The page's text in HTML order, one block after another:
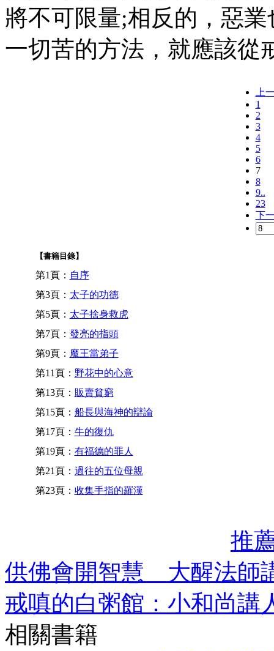
將不可限量;相反的，惡
一切苦的方法，就應該從
上
1
2
3
4
5
6
7
8
9..
23
下
【書籍目錄】
第1頁： 自序
第3頁： 太子的功德
第5頁： 太子捨身救虎
第7頁： 發亮的指頭
第9頁： 魔王當弟子
第11頁： 野花中的心意
第13頁： 販賣貧窮
第15頁： 船長與海神的辯論
第17頁： 牛的復仇
第19頁： 有福德的罪人
第21頁： 過往的五位母親
第23頁： 收集手指的羅漢
推
供佛會開智慧 大醒法師
戒嗔的白粥館：小和尚
相關書籍